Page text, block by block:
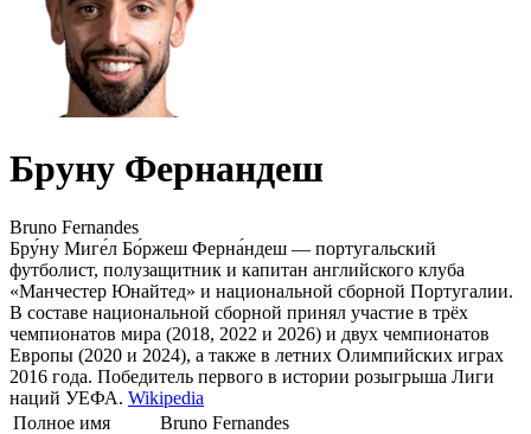
Бруну Фернандеш
Bruno Fernandes
Бру́ну Миге́л Бо́ржеш Ферна́ндеш — португальский
футболист, полузащитник и капитан английского клуба
«Манчестер Юнайтед» и национальной сборной Португалии.
В составе национальной сборной принял участие в трёх
чемпионатов мира (2018, 2022 и 2026) и двух чемпионатов
Европы (2020 и 2024), а также в летних Олимпийских играх
2016 года. Победитель первого в истории розыгрыша Лиги
наций УЕФА. Wikipedia
Полное имя
Bruno Fernandes